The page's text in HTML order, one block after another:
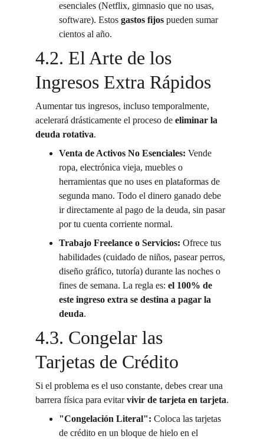
esenciales (Netflix, gimnasio que no usas,
software). Estos gastos fijos pueden sumar
cientos al año.
4.2. El Arte de los
Ingresos Extra Rápidos
Aumentar tus ingresos, incluso temporalmente,
acelerará drásticamente el proceso de eliminar la
deuda rotativa.
Venta de Activos No Esenciales: Vende
ropa, electrónica vieja, muebles o
herramientas que no uses en plataformas de
segunda mano. Todo el dinero ganado debe
ir directamente al pago de la deuda, sin pasar
por tu cuenta corriente normal.
Trabajo Freelance o Servicios: Ofrece tus
habilidades (cuidado de niños, pasear perros,
diseño gráfico, tutoría) durante las noches o
fines de semana. La regla es: el 100% de
este ingreso extra se destina a pagar la
deuda.
4.3. Congelar las
Tarjetas de Crédito
Si el problema es el uso constante, debes crear una
barrera física para evitar vivir de tarjeta en tarjeta.
"Congelación Literal": Coloca las tarjetas
de crédito en un bloque de hielo en el